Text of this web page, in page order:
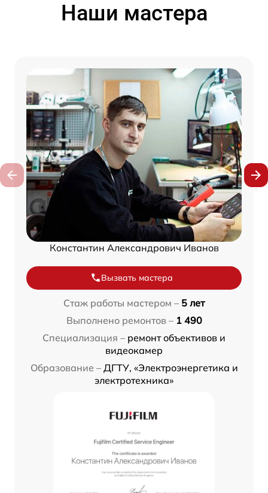
Наши мастера
Константин Александрович Иванов
Вызвать мастера
Стаж работы мастером – 5 лет
Выполнено ремонтов – 1 490
Специализация – ремонт объективов и
видеокамер
Образование – ДГТУ, «Электроэнергетика и
электротехника»